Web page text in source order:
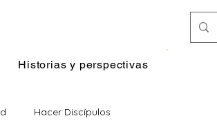
Historias y perspectivas
Hacer Discípulos